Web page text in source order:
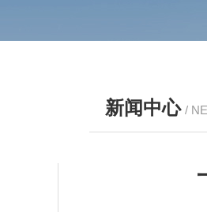
新闻中心 /